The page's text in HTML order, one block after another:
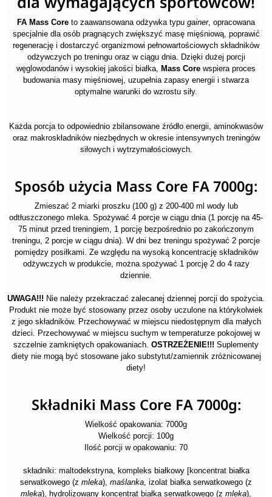
FA Mass Core to zaawansowana odżywka typu gainer, opracowana
specjalnie dla osób pragnących zwiększyć masę mięśniową, poprawić
regenerację i dostarczyć organizmowi pełnowartościowych składników
odżywczych po treningu oraz w ciągu dnia. Dzięki dużej porcji
węglowodanów i wysokiej jakości białka, Mass Core wspiera proces
budowania masy mięśniowej, uzupełnia zapasy energii i stwarza
optymalne warunki do wzrostu siły.
Każda porcja to odpowiednio zbilansowane źródło energii, aminokwasów
oraz makroskładników niezbędnych w okresie intensywnych treningów
siłowych i wytrzymałościowych.
Sposób użycia Mass Core FA 7000g:
Zmieszać 2 miarki proszku (100 g) z 200-400 ml wody lub
odtłuszczonego mleka. Spożywać 4 porcje w ciągu dnia (1 porcję na 45-
75 minut przed treningiem, 1 porcję bezpośrednio po zakończonym
treningu, 2 porcje w ciągu dnia). W dni bez treningu spożywać 2 porcje
pomiędzy posiłkami. Ze względu na wysoką koncentrację składników
odżywczych w produkcie, można spożywać 1 porcję 2 do 4 razy
dziennie.
UWAGA!!! Nie należy przekraczać zalecanej dziennej porcji do spożycia.
Produkt nie może być stosowany przez osoby uczulone na którykolwiek
z jego składników. Przechowywać w miejscu niedostępnym dla małych
dzieci. Przechowywać w miejscu suchym w temperaturze pokojowej w
szczelnie zamkniętych opakowaniach. OSTRZEŻENIE!!! Suplementy
diety nie mogą być stosowane jako substytut/zamiennik zróżnicowanej
diety!
Składniki Mass Core FA 7000g:
Wielkość opakowania: 7000g
Wielkość porcji: 100g
Ilość porcji w opakowaniu: 70
składniki: maltodekstryna, kompleks białkowy [koncentrat białka
serwatkowego (z mleka), maślanka, izolat białka serwatkowego (z
mleka), hydrolizowany koncentrat białka serwatkowego (z mleka),